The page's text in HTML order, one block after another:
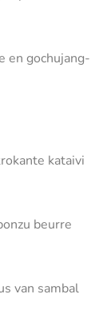
en gochujang-
kataivi
beurre
van sambal